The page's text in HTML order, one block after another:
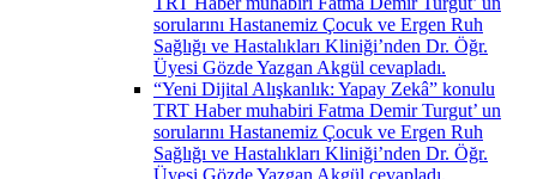
sorularını Hastanemiz Çocuk ve Ergen Ruh
Sağlığı ve Hastalıkları Kliniği’nden Dr. Öğr.
Üyesi Gözde Yazgan Akgül cevapladı.
“Yeni Dijital Alışkanlık: Yapay Zekâ” konulu
TRT Haber muhabiri Fatma Demir Turgut’ un
sorularını Hastanemiz Çocuk ve Ergen Ruh
Sağlığı ve Hastalıkları Kliniği’nden Dr. Öğr.
Üyesi Gözde Yazgan Akgül cevapladı.